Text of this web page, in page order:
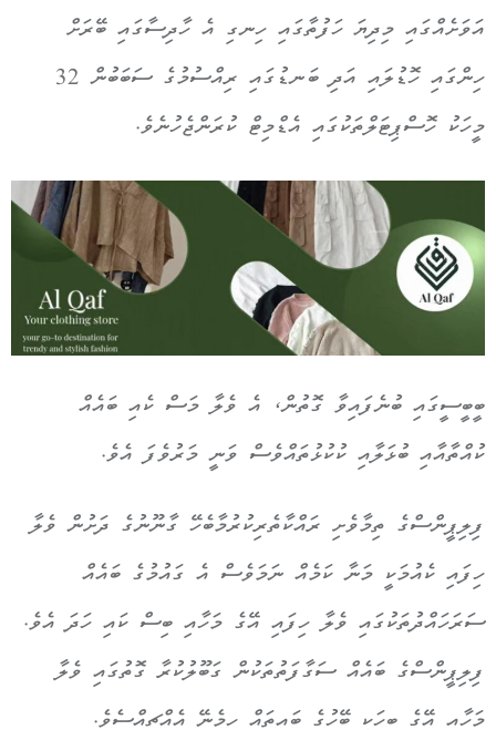
އަވަށެއްގައި މިދިޔަ ހަފުތާގައި ހިނގި އެ ހާދިސާގައި ބޭރަށް
ހިންގައި ހޮޑުލައި އަދި ބަނޑުގައި ރިއްސުމުގެ ސަބަބުން 32
މީހަކު ހޮސްޕިޓަލްތަކުގައި އެޑްމިޓް ކުރަންޖެހުނެވެ.
ބީބީސީގައި ބުނެފައިވާ ގޮތުން، އެ ވެލާ މަސް ކެއި ބައެއް
ކުއްތާއާއި ބުޅަލާއި ކުކުޅުތައްވެސް ވަނީ މަރުވެފަ އެވެ.
ފިލިޕީންސްގެ ތިމާވެށި ރައްކާތެރިކުރުމާބެހޭ ގާނޫނުގެ ދަށުން ވެލާ
ހިފައި ކެއުމަކީ މަނާ ކަމެއް ނަމަވެސް އެ ގައުމުގެ ބައެއް
ސަރަހައްދުތަކުގައި ވެލާ ހިފައި އޭގެ މަހާއި ބިސް ކައި ހަދަ އެވެ.
ފިލިޕީންސްގެ ބައެއް ސަގާފަތުތަކުން ގަބޫލުކުރާ ގޮތުގައި ވެލާ
މަހާއި އޭގެ ބިހަކީ ބޭހުގެ ބައިތައް ހިމެނޭ އެއްޗިއްސެވެ.